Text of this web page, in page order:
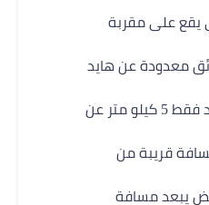
يقع على مقربة
معدودة عن هايد
طريق العين السخنة يبعد فقط 5 كيلو متر عن
قريبة من
يبعد مسافة